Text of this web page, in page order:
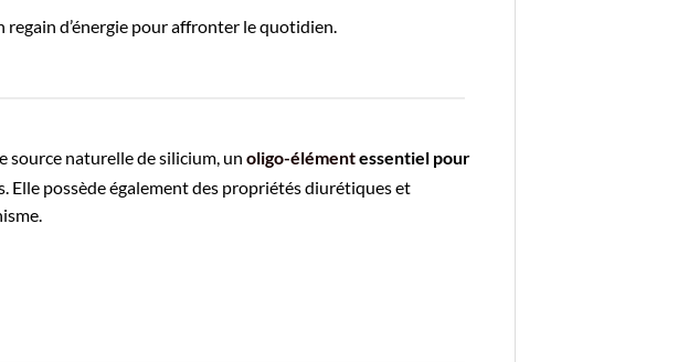
d’énergie pour affronter le quotidien.
source naturelle de silicium, un oligo-élémentessentiel pour
Elle possède également des propriétés diurétiques et